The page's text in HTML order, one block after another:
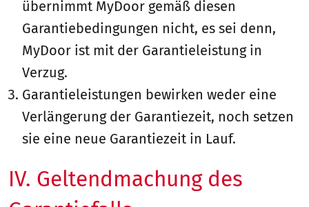
übernimmt MyDoor gemäß diesen
Garantiebedingungen nicht, es sei denn,
MyDoor ist mit der Garantieleistung in
Verzug.
Garantieleistungen bewirken weder eine
Verlängerung der Garantiezeit, noch setzen
sie eine neue Garantiezeit in Lauf.
IV. Geltendmachung des